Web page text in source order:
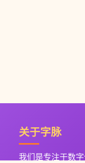
关于字脉
我们是专注于数